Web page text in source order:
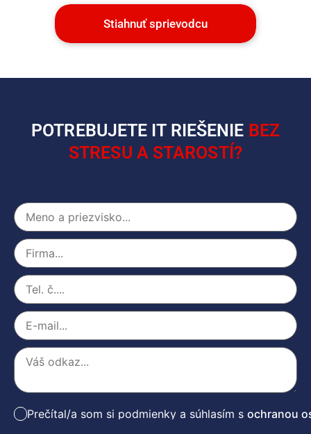
Stiahnuť sprievodcu
POTREBUJETE IT RIEŠENIE BEZ
STRESU A STAROSTÍ?
Prečítal/a som si podmienky a súhlasím sochranou